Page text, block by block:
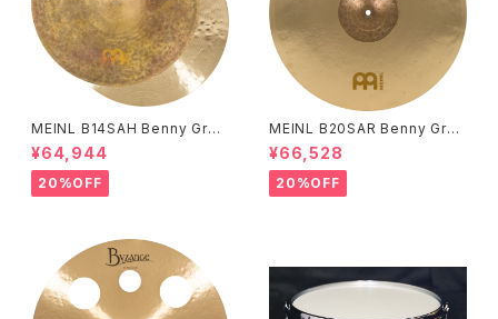
MEINL B14SAH Benny Greb
Signature Byzance Vintage
¥64,944
20%OFF
MEINL B20SAR Benny Greb
Signature Byzance Vintage
Sand Ride 20"
¥66,528
20%OFF